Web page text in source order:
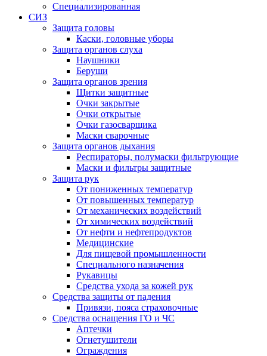
Специализированная
СИЗ
Защита головы
Каски, головные уборы
Защита органов слуха
Наушники
Беруши
Защита органов зрения
Щитки защитные
Очки закрытые
Очки открытые
Очки газосварщика
Маски сварочные
Защита органов дыхания
Респираторы, полумаски фильтрующие
Маски и фильтры защитные
Защита рук
От пониженных температур
От повышенных температур
От механических воздействий
От химических воздействий
От нефти и нефтепродуктов
Медицинские
Для пищевой промышленности
Специального назначения
Рукавицы
Средства ухода за кожей рук
Средства защиты от падения
Привязи, пояса страховочные
Средства оснащения ГО и ЧС
Аптечки
Огнетушители
Ограждения